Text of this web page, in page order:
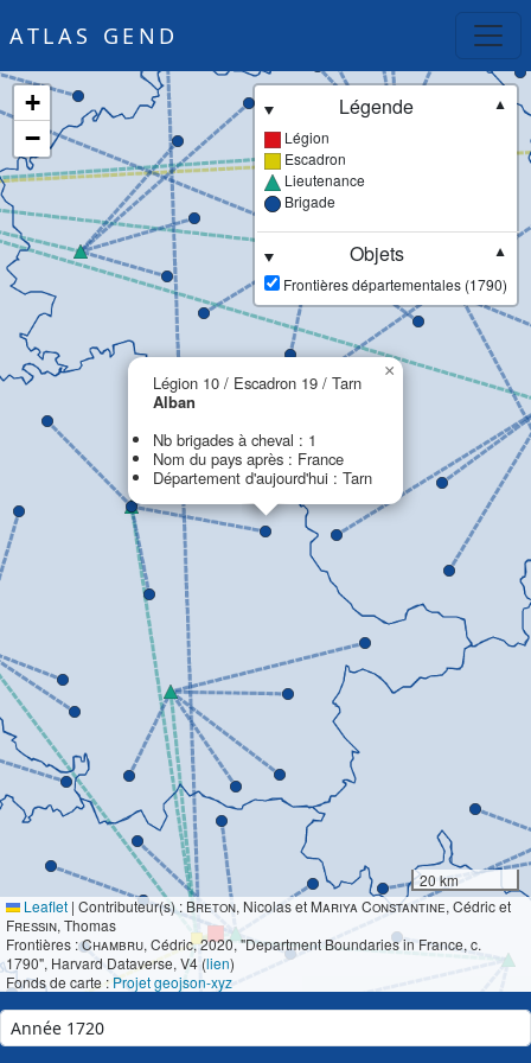
ATLAS GEND
Légion 10 / Escadron 19 / Tarn
Alban
Nb brigades à cheval : 1
Nom du pays après : France
Département d'aujourd'hui : Tarn
×
+
−
Légende
▼
Légion
Escadron
Lieutenance
Brigade
Objets
▼
Frontières départementales (1790)
20 km
Leaflet | Contributeur(s) : Breton, Nicolas et Mariya Constantine, Cédric et
Fressin, Thomas
Frontières :Chambru, Cédric, 2020, "Department Boundaries in France, c.
1790", Harvard Dataverse, V4 (lien)
Fonds de carte : Projet geojson-xyz